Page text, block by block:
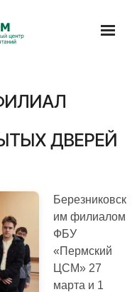
ДВЕРЕЙ
Березниковск
им филиалом
ФБУ
«Пермский
ЦСМ» 27
марта и 1